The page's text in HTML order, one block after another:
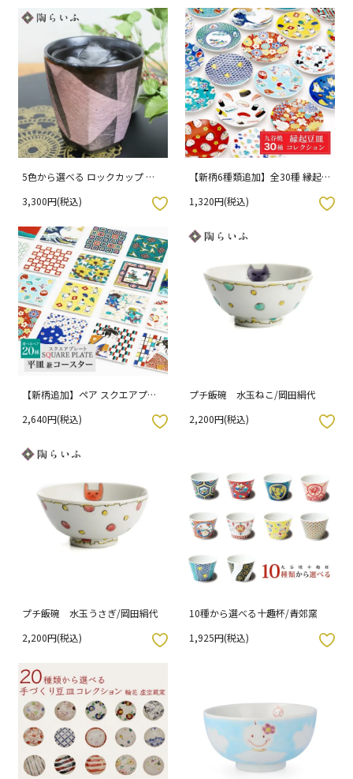
5色から選べる ロックカップ 銀
3,300円(税込)
【新柄6種類追加】全30種 縁起
（化粧箱入り）
1,320円(税込)
お気に入りボタン
【新柄追加】ペア スクエアプレ
粧箱入り）
2,640円(税込)
プチ飯碗 水玉ねこ/岡田絹代
2,200円(税込)
お気に入りボタン
プチ飯碗 水玉うさぎ/岡田絹代
2,200円(税込)
10種から選べる十趣杯/青郊窯
1,925円(税込)
お気に入りボタン